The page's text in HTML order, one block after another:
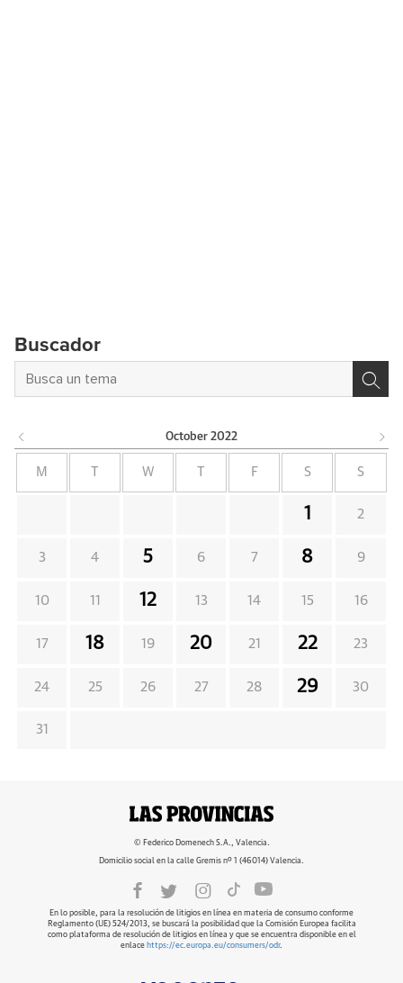
Buscador
October 2022
M W F S S
1 2
3 4 5 6 7 8 9
10 11 12 13 14 15 16
17 18 19 20 21 22 23
24 25 26 27 28 29 30
31
© Federico Domenech S.A., Valencia.
Domicilio social en la calle Gremis nº 1 (46014) Valencia.
En lo posible, para la resolución de litigios en línea en materia de consumo conforme
Reglamento (UE) 524/2013, se buscará la posibilidad que la Comisión Europea facilita
como plataforma de resolución de litigios en línea y que se encuentra disponible en el
enlace https://ec.europa.eu/consumers/odr.